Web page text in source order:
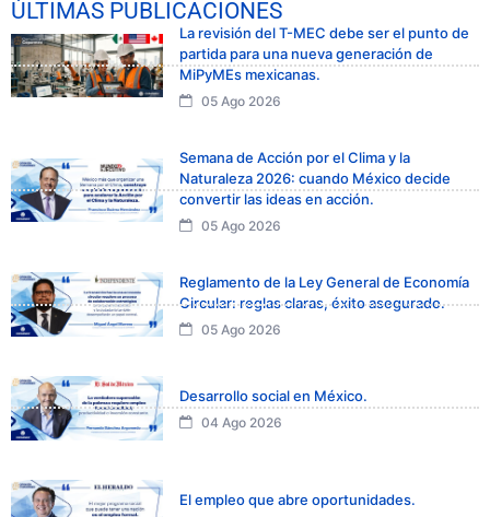
ÚLTIMAS PUBLICACIONES
La revisión del T-MEC debe ser el punto de
partida para una nueva generación de
MiPyMEs mexicanas.
05 Ago 2026
Semana de Acción por el Clima y la
Naturaleza 2026: cuando México decide
convertir las ideas en acción.
05 Ago 2026
Reglamento de la Ley General de Economía
Circular: reglas claras, éxito asegurado.
05 Ago 2026
Desarrollo social en México.
04 Ago 2026
El empleo que abre oportunidades.